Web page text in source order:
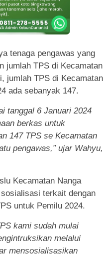
tenaga pengawas yang
jumlah TPS di Kecamatan
jumlah TPS di Kecamatan
ada sebanyak 147.
tanggal 6 Januari 2024
berkas untuk
147 TPS se Kecamatan
pengawas,” ujar Wahyu,
Kecamatan Nanga
terkait dengan
untuk Pemilu 2024.
kami sudah mulai
melalui
mensosialisasikan